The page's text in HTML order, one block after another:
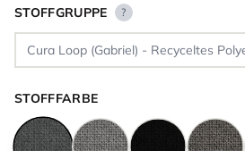
STOFFGRUPPE ?
STOFFFARBE